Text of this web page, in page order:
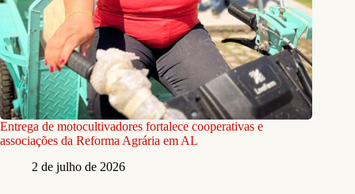
Entrega de motocultivadores fortalece cooperativas e
associações da Reforma Agrária em AL
2 de julho de 2026